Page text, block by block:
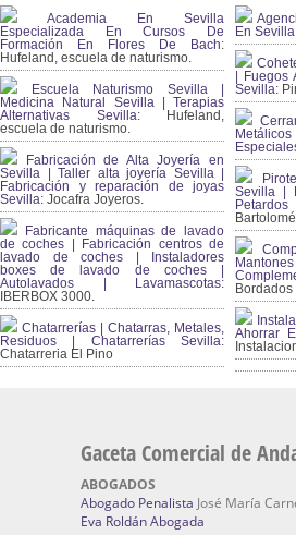
Academia En Sevilla
Especializada En Cursos De
Formación En Flores De Bach:
Hufeland, escuela de naturismo.
Escuela Naturismo Sevilla |
Medicina Natural Sevilla | Terapias
Alternativas Sevilla: Hufeland,
escuela de naturismo.
Fabricación de Alta Joyería en
Sevilla | Taller alta joyería Sevilla |
Fabricación y reparación de joyas
Sevilla: Jocafra Joyeros.
Fabricante máquinas de lavado
de coches | Fabricación centros de
lavado de coches | Instaladores
boxes de lavado de coches |
Autolavados | Lavamascotas:
IBERBOX 3000.
Chatarrerías | Chatarras, Metales,
Residuos | Chatarrerías Sevilla:
Chatarreria El Pino
En
|
Sevilla:
Sevilla |
Ahorrar
Gaceta Comercial de
ABOGADOS
Abogado Penalista José María
Eva Roldán Abogada